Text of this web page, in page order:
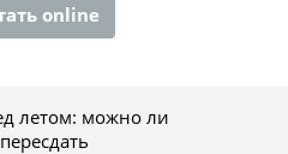
online
летом: можно ли